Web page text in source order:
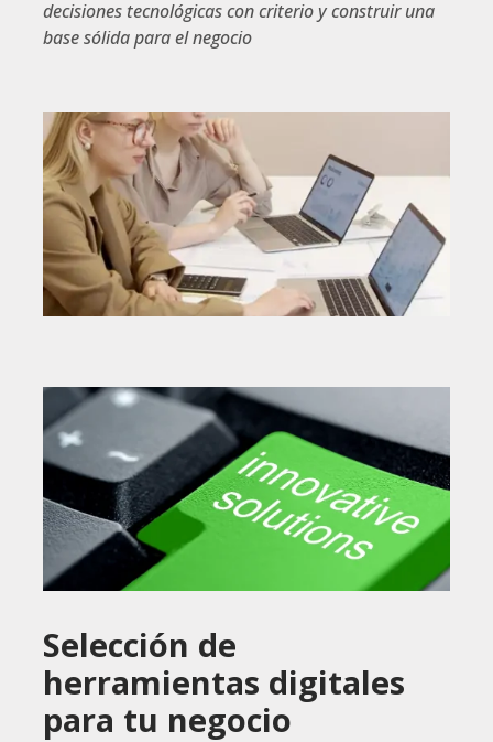
decisiones tecnológicas con criterio y construir una
base sólida para el negocio
Selección de
herramientas digitales
para tu negocio